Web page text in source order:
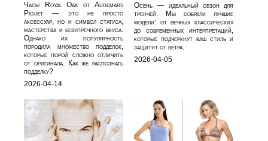
Часы Royal Oak от Audemars
Piguet — это не просто
аксессуар, но и символ статуса,
мастерства и безупречного вкуса.
Однако их популярность
породила множество подделок,
которые порой сложно отличить
от оригинала. Как же распознать
подделку?
2026-04-14
Осень — идеальный сезон для
тренчей. Мы собрали лучшие
модели: от вечных классических
до современных интерпретаций,
которые подчеркнут ваш стиль и
защитят от ветра.
2026-04-05